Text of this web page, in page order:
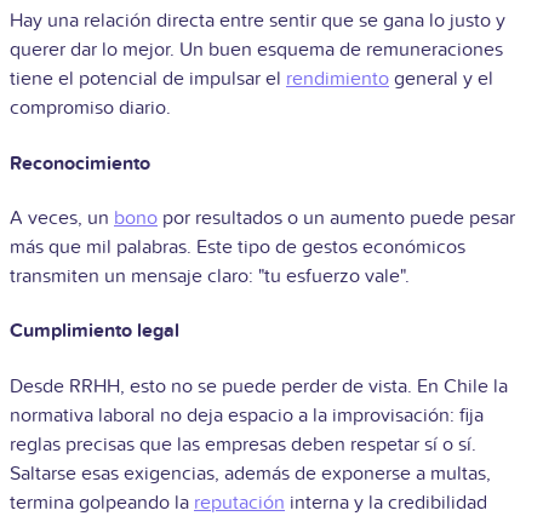
Hay una relación directa entre sentir que se gana lo justo y
querer dar lo mejor. Un buen esquema de remuneraciones
tiene el potencial de impulsar el rendimiento general y el
compromiso diario.
Reconocimiento
A veces, un bono por resultados o un aumento puede pesar
más que mil palabras. Este tipo de gestos económicos
transmiten un mensaje claro: "tu esfuerzo vale".
Cumplimiento legal
Desde RRHH, esto no se puede perder de vista. En Chile la
normativa laboral no deja espacio a la improvisación: fija
reglas precisas que las empresas deben respetar sí o sí.
Saltarse esas exigencias, además de exponerse a multas,
termina golpeando la reputación interna y la credibilidad